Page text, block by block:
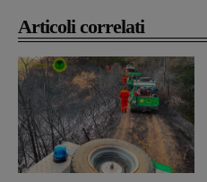
Articoli correlati